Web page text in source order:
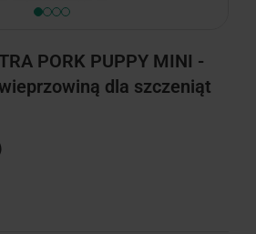
PORK PUPPY MINI -
dla szczeniąt